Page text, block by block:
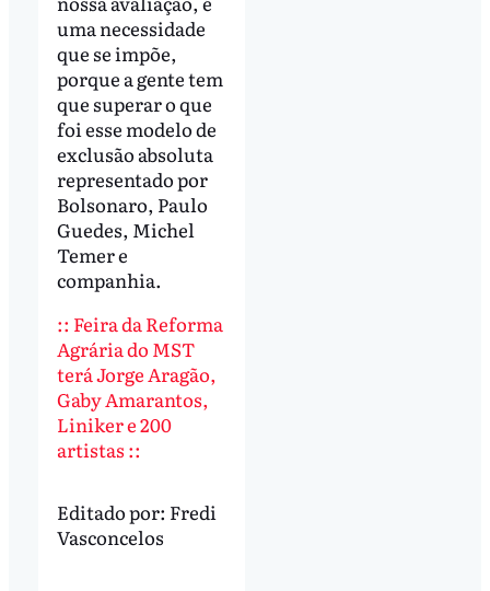
uma necessidade
que se impõe,
porque a gente tem
que superar o que
foi esse modelo de
exclusão absoluta
representado por
Bolsonaro, Paulo
Guedes, Michel
Temer e
companhia.
:: Feira da Reforma
Agrária do MST
terá Jorge Aragão,
Gaby Amarantos,
Liniker e 200
artistas ::
Editado por: Fredi
Vasconcelos